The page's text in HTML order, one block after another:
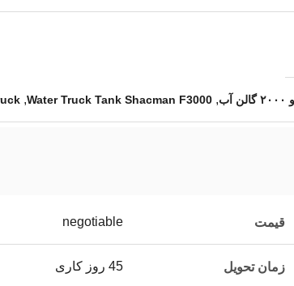
,
Water Truck Tank Shacman F3000
,
قیمت negotiable
زمان تحویل 45 روز کاری